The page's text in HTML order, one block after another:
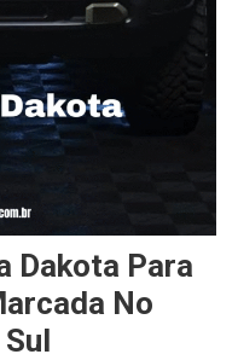
Dakota Para
No